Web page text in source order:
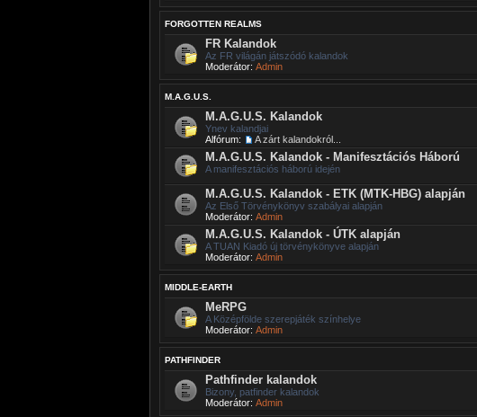
FORGOTTEN REALMS
FR Kalandok
Az FR világán játszódó kalandok
Moderátor: Admin
M.A.G.U.S.
M.A.G.U.S. Kalandok
Ynev kalandjai
Alfórum:
A zárt kalandokról...
M.A.G.U.S. Kalandok - Manifesztációs Háború
A manifesztációs háború idején
M.A.G.U.S. Kalandok - ETK (MTK-HBG) alapján
Az Első Törvénykönyv szabályai alapján
Moderátor: Admin
M.A.G.U.S. Kalandok - ÚTK alapján
A TUAN Kiadó új törvénykönyve alapján
Moderátor: Admin
MIDDLE-EARTH
MeRPG
A Középfölde szerepjáték színhelye
Moderátor: Admin
PATHFINDER
Pathfinder kalandok
Bizony, patfinder kalandok
Moderátor: Admin